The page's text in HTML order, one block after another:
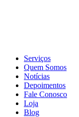
Serviços
Quem Somos
Notícias
Depoimentos
Fale Conosco
Loja
Blog